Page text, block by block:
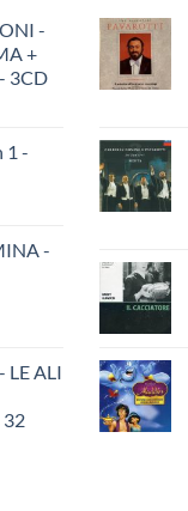
-
+
3CD
1 -
-
LE ALI
32